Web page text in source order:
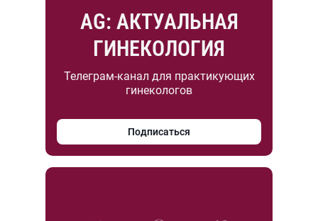
AG: АКТУАЛЬНАЯ
ГИНЕКОЛОГИЯ
Телеграм-канал для практикующих
гинекологов
Подписаться